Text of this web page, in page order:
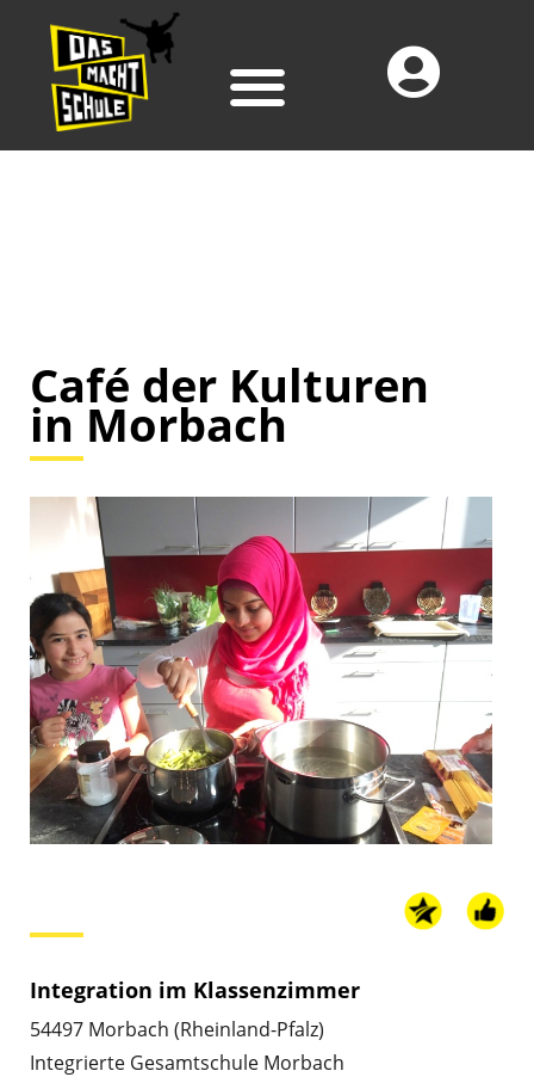
Café der Kulturen
in Morbach
Integration im Klassenzimmer
54497 Morbach (Rheinland-Pfalz)
Integrierte Gesamtschule Morbach